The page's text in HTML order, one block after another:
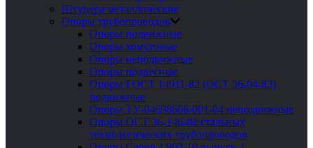
Штуцера металлические
Опоры трубопроводов
Опоры подвижные
Опоры хомутовые
Опоры неподвижные
Опоры подвесные
Опоры ГОСТ 14911-82 (ОСТ 36-94-83)
подвижные
Опоры ТУ-04698606-001-04 неподвижные
Опоры ОСТ 36-146-88 стальных
технологических трубопроводов